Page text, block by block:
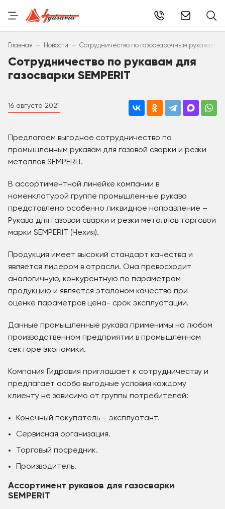
Главная – Новости – Сотрудничество по газосварочным рукавам
Сотрудничество по рукавам для
газосварки SEMPERIT
16 августа 2021
Предлагаем выгодное сотрудничество по
промышленным рукавам для газовой сварки и резки
металлов SEMPERIT.
В ассортиментной линейке компании в
номенклатурой группе промышленные рукава
представлено особенно ликвидное направление –
Рукава для газовой сварки и резки металлов торговой
марки SEMPERIT (Чехия).
Продукция имеет высокий стандарт качества и
является лидером в отрасли. Она превосходит
аналогичную, конкурентную по параметрам
продукцию и является эталоном качества при
оценке параметров цена- срок эксплуатации.
Данные промышленные рукава применимы на любом
производственном предприятии в промышленном
секторе экономики.
Компания Гидравия приглашает к сотрудничеству и
предлагает особо выгодные условия каждому
клиенту не зависимо от группы потребителей:
Конечный покупатель – эксплуатант.
Сервисная организация.
Торговый посредник.
Производитель.
Ассортимент рукавов для газосварки
SEMPERIT